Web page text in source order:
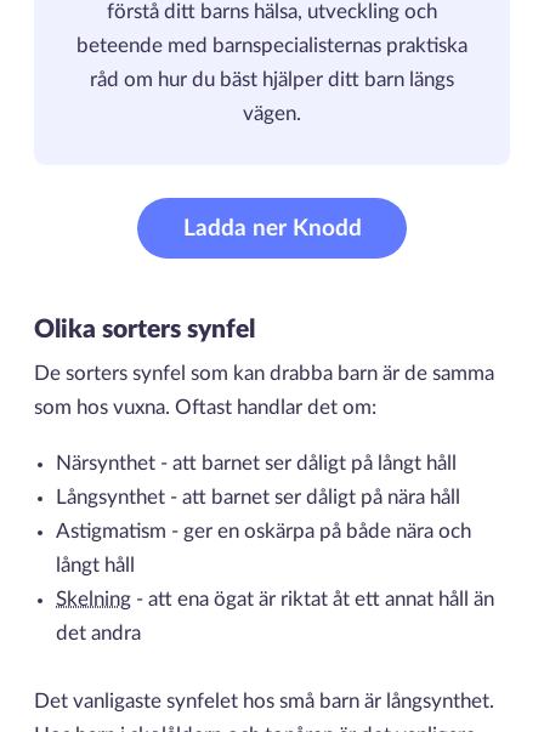
förstå ditt barns hälsa, utveckling och
beteende med barnspecialisternas praktiska
råd om hur du bäst hjälper ditt barn längs
vägen.
Ladda ner Knodd
Olika sorters synfel
De sorters synfel som kan drabba barn är de samma
som hos vuxna. Oftast handlar det om:
Närsynthet - att barnet ser dåligt på långt håll
Långsynthet - att barnet ser dåligt på nära håll
Astigmatism - ger en oskärpa på både nära och
långt håll
Skelning - att ena ögat är riktat åt ett annat håll än
det andra
Det vanligaste synfelet hos små barn är långsynthet.